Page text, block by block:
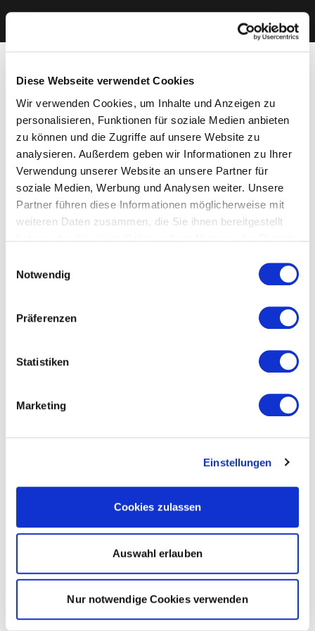
Diese Webseite verwendet Cookies
Wir verwenden Cookies, um Inhalte und Anzeigen zu
personalisieren, Funktionen für soziale Medien anbieten
zu können und die Zugriffe auf unsere Website zu
analysieren. Außerdem geben wir Informationen zu Ihrer
Verwendung unserer Website an unsere Partner für
soziale Medien, Werbung und Analysen weiter. Unsere
Partner führen diese Informationen möglicherweise mit
weiteren Daten zusammen, die Sie ihnen bereitgestellt
Cookies, wenn Sie unsere Webseite weiterhin nutzen.
Notwendig
Präferenzen
Statistiken
Marketing
Einstellungen
Cookies zulassen
Auswahl erlauben
Nur notwendige Cookies verwenden